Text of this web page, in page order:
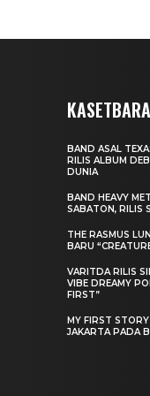
BAND ASAL
RILIS ALBUM
DUNIA
BAND HEAVY
SABATON, RILIS
THE RASMUS
BARU
VARITDA RILIS
VIBE DREAMY
FIRST”
MY FIRST
JAKARTA PADA